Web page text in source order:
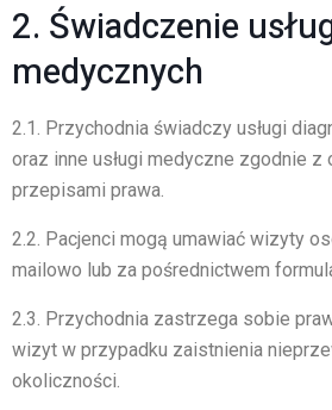
2. Świadczenie
medycznych
2.1. Przychodnia świadczy usługi
oraz inne usługi medyczne zgodnie z
przepisami prawa.
2.2. Pacjenci mogą umawiać wizyty
mailowo lub za pośrednictwem
2.3. Przychodnia zastrzega sobie
wizyt w przypadku zaistnienia
okoliczności.